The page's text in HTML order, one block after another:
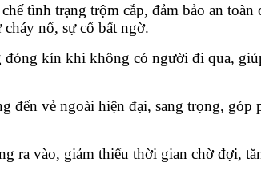
tình trạng trộm cắp, đảm bảo an toàn
nổ, sự cố bất ngờ.
kín khi không có người đi qua,
đến vẻ ngoài hiện đại, sang trọng, góp
ra vào, giảm thiểu thời gian chờ đợi,